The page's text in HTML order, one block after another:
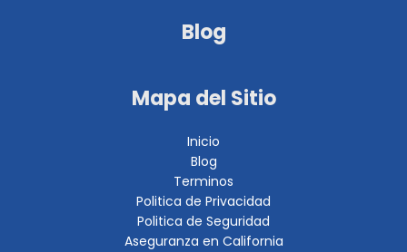
Blog
Mapa del Sitio
Inicio
Blog
Terminos
Politica de Privacidad
Politica de Seguridad
Aseguranza en California